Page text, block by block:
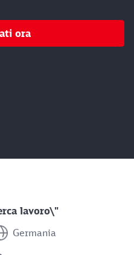
ora
lavoro\"
Germania